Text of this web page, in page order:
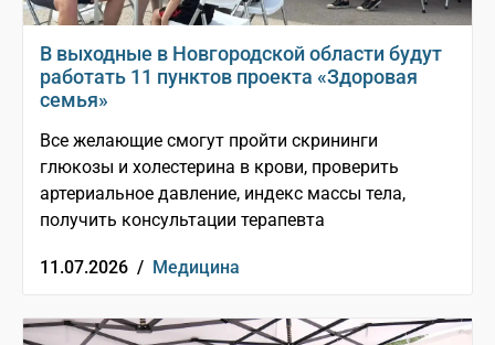
В выходные в Новгородской области будут
работать 11 пунктов проекта «Здоровая
семья»
Все желающие смогут пройти скрининги
глюкозы и холестерина в крови, проверить
артериальное давление, индекс массы тела,
получить консультации терапевта
11.07.2026 / Медицина